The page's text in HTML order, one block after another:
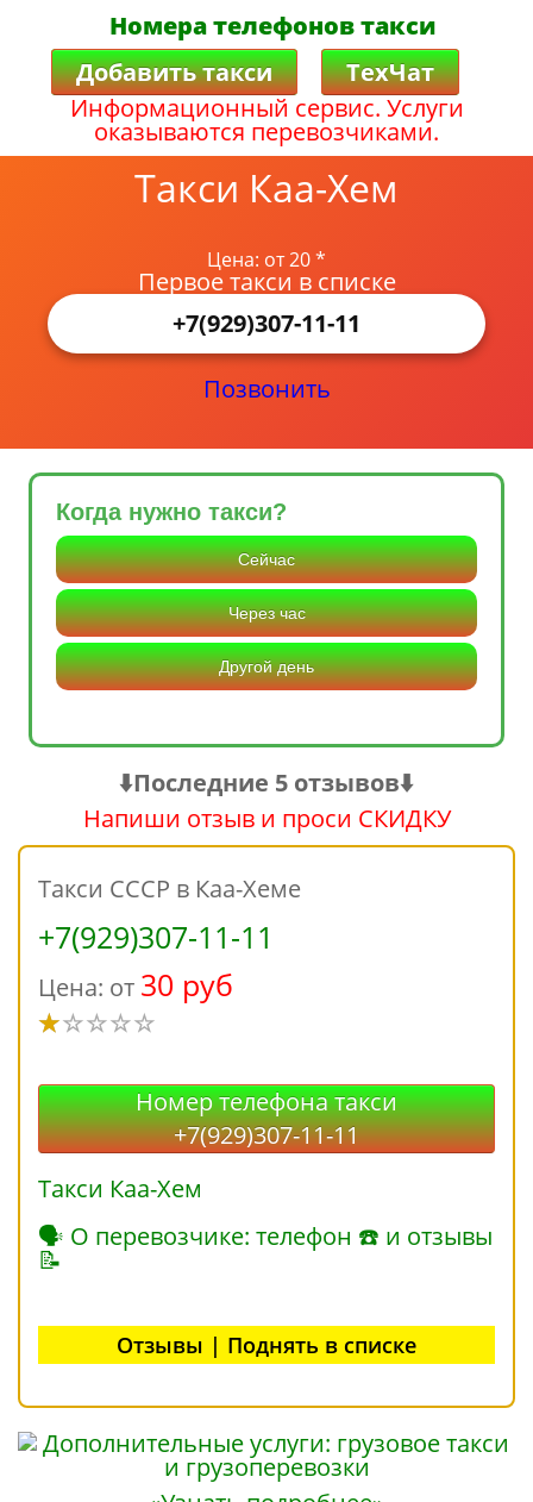
Номера телефонов такси
Добавить такси
ТехЧат
Информационный сервис. Услуги
оказываются перевозчиками.
Такси Каа-Хем
Цена: от 20 *
Первое такси в списке
+7(929)307-11-11
Позвонить
Когда нужно такси?
Сейчас
Через час
Другой день
⬇️Последние 5 отзывов⬇️
Напиши отзыв и проси СКИДКУ
Такси СССР в Каа-Хеме
+7(929)307-11-11
Цена: от 30 руб
Номер телефона такси
+7(929)307-11-11
Такси Каа-Хем
🗣 О перевозчике: телефон ☎ и отзывы
📝
Отзывы | Поднять в списке